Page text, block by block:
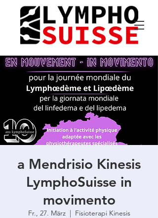
a Mendrisio Kinesis
LymphoSuisse in
movimento
Fr., 27. März
  |
Fisioterapi Kinesis